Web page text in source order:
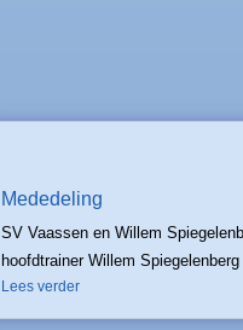
Mededeling
SV Vaassen en Willem
hoofdtrainer Willem
Lees verder